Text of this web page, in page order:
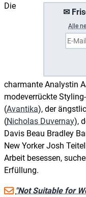
✉
Alle
Die
charmante Analystin
modeverrückte
(Avantika), der
(Nicholas Duvernay),
Davis Beau Bradley
New Yorker Josh
Arbeit besessen,
Erfüllung.
"Not Suitable for